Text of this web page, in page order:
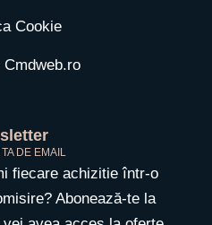
Cookie
Cmdweb.ro
DE EMAIL
fiecare achizitie într-o
Abonează-te la